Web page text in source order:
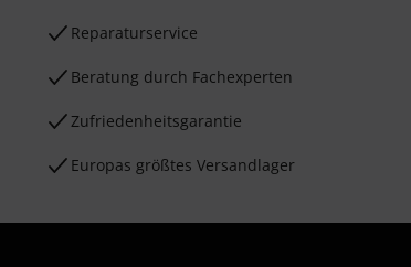
Reparaturservice
Beratung durch Fachexperten
Zufriedenheitsgarantie
Europas größtes Versandlager